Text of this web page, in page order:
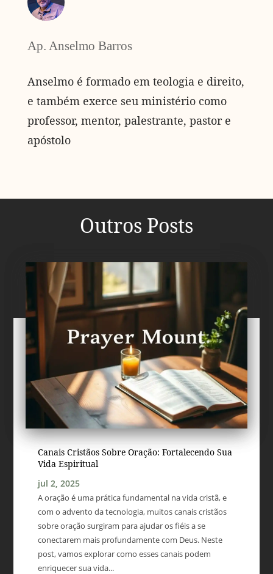
Ap. Anselmo Barros
Anselmo é formado em teologia e direito,
e também exerce seu ministério como
professor, mentor, palestrante, pastor e
apóstolo
Outros Posts
Canais Cristãos Sobre Oração: Fortalecendo Sua
Vida Espiritual
jul 2, 2025
A oração é uma prática fundamental na vida cristã, e
com o advento da tecnologia, muitos canais cristãos
sobre oração surgiram para ajudar os fiéis a se
conectarem mais profundamente com Deus. Neste
post, vamos explorar como esses canais podem
enriquecer sua vida...